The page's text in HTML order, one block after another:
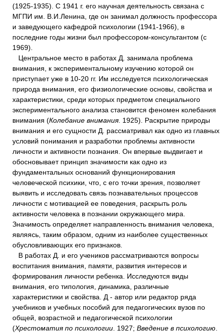
(1925-1935). С 1941 г. его научная деятельность связана с
МГПИ им. В.И.Ленина, где он занимал должность профессора
и заведующего кафедрой психологии (1941-1966), в
последние годы жизни был профессором-консультантом (с
1969).
Центральное место в работах Д. занимала проблема
внимания, к экспериментальному изучению которой он
приступает уже в 10-20 гг. Им исследуется психологическая
природа внимания, его физиологические основы, свойства и
характеристики, среди которых предметом специального
экспериментального анализа становится феномен колебания
внимания (Колебание внимания. 1925). Раскрытие природы
внимания и его сущности Д. рассматривал как одно из главных
условий понимания и разработки проблемы активности
личности и активности познания. Он впервые выдвигает и
обосновывает принцип значимости как одно из
фундаментальных оснований функционирования
человеческой психики, что, с его точки зрения, позволяет
выявить и исследовать связь познавательных процессов
личности с мотивацией ее поведения, раскрыть роль
активности человека в познании окружающего мира.
Значимость определяет направленность внимания человека,
являясь, таким образом, одним из наиболее существенных
обусловливающих его признаков.
В работах Д. и его учеников рассматриваются вопросы
воспитания внимания, памяти, развития интересов и
формирования личности ребенка. Исследуются виды
внимания, его типология, динамика, различные
характеристики и свойства. Д - автор или редактор ряда
учебников и учебных пособий для педагогических вузов по
общей, возрастной и педагогической психологии
(Хрестоматия по психологии . 1927; Введение в психологию